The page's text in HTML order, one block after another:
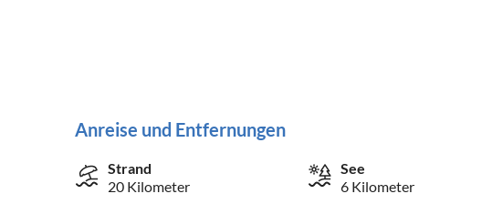
Anreise und Entfernungen
Strand
20 Kilometer
See
6 Kilometer